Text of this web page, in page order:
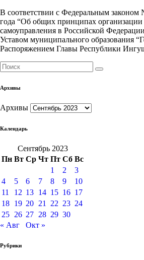
В соответствии с Федеральным законом
года “Об общих принципах организации
самоуправления в Российской
Уставом муниципального образования
Распоряжением Главы Республики
Архивы
Архивы
Календарь
Сентябрь 2023
Пн Вт Ср Чт Пт Сб Вс
1
2
3
4
5 6 7 8 9
10
11
12 13 14 15 16 17
18 19 20 21 22 23 24
25 26 27 28 29 30
« Авг
Окт »
Рубрики